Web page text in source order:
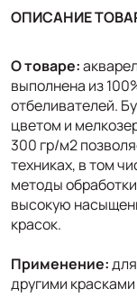
ОПИСАНИЕ
О товаре:
выполнена из
отбеливателей.
цветом и
300 гр/м2
техниках, в том
методы
высокую
красок.
Применение:
другими